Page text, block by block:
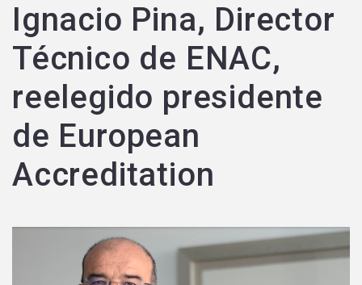
Ignacio Pina, Director
Técnico de ENAC,
reelegido presidente
de European
Accreditation